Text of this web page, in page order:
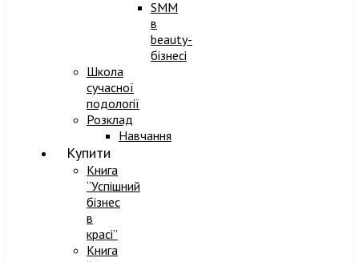
SMM
в
beauty-
бізнесі
Школа
сучасної
подології
Розклад
Навчання
Купити
Книга
“Успішний
бізнес
в
красі”
Книга